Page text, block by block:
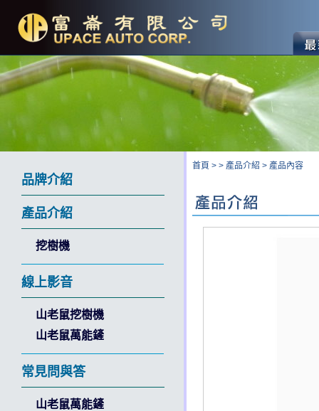
品牌介紹
產品介紹
挖樹機
線上影音
山老鼠挖樹機
山老鼠萬能鏟
常見問與答
山老鼠萬能鏟
首頁 > > 產品介紹 > 產品內容